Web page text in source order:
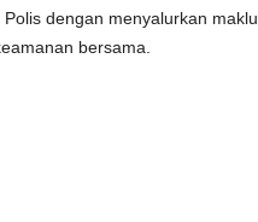
Polis dengan menyalurkan
bersama.